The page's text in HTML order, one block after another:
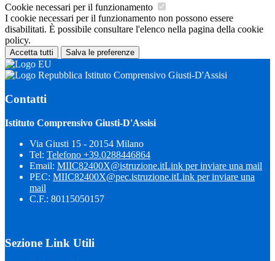
Cookie necessari per il funzionamento
I cookie necessari per il funzionamento non possono essere
disabilitati. È possibile consultare l'elenco nella pagina della cookie
policy.
Accetta tutti Salva le preferenze
Istituto Comprensivo Giusti-D'Assisi
Contatti
Istituto Comprensivo Giusti-D'Assisi
Via Giusti 15 - 20154 Milano
Tel: Telefono +39.0288446864
Email: MIIC82400X@istruzione.itLink per inviare una mail
PEC: MIIC82400X@pec.istruzione.itLink per inviare una
mail
C.F.: 80115050157
Sezione Link Utili